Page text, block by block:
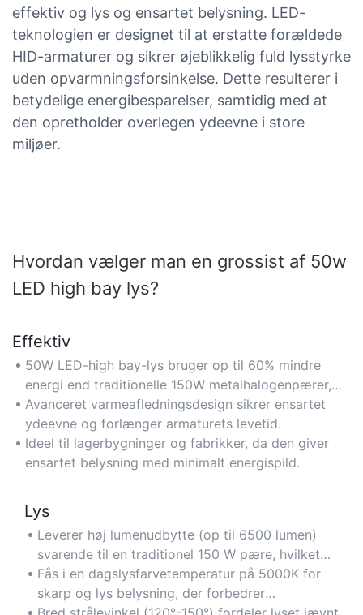
effektiv og lys og ensartet belysning. LED-
teknologien er designet til at erstatte forældede
HID-armaturer og sikrer øjeblikkelig fuld lysstyrke
uden opvarmningsforsinkelse. Dette resulterer i
betydelige energibesparelser, samtidig med at
den opretholder overlegen ydeevne i store
miljøer.
Hvordan vælger man en grossist af 50w
LED high bay lys?
Effektiv
50W LED-high bay-lys bruger op til 60% mindre
energi end traditionelle 150W metalhalogenpærer,
hvilket reducerer elomkostningerne og samtidig
opretholder optimal lysstyrke.
Avanceret varmeafledningsdesign sikrer ensartet
ydeevne og forlænger armaturets levetid.
Ideel til lagerbygninger og fabrikker, da den giver
ensartet belysning med minimalt energispild.
Lys
Leverer høj lumenudbytte (op til 6500 lumen)
svarende til en traditionel 150 W pære, hvilket
sikrer klar synlighed i store rum.
Fås i en dagslysfarvetemperatur på 5000K for
skarp og lys belysning, der forbedrer